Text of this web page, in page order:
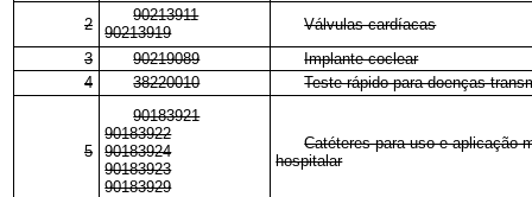
2
90213911
90213919
Válvulas cardíacas
3
90219089
Implante coclear
4
38220010 Teste rápido para doenças
5
90183921
90183922
90183924
90183923
90183929
Catéteres para uso e aplicação
hospitalar